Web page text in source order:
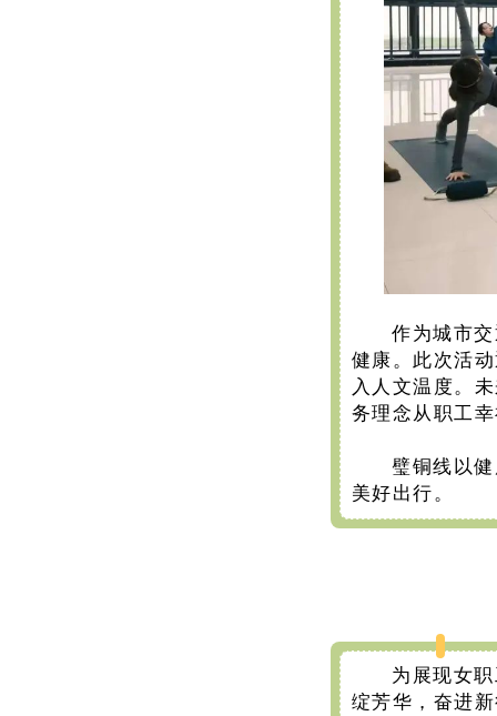
作为城市
健康。此次活
入人文温度。
务理念从职工
璧铜线以
美好出行。
为展现女
绽芳华，奋进